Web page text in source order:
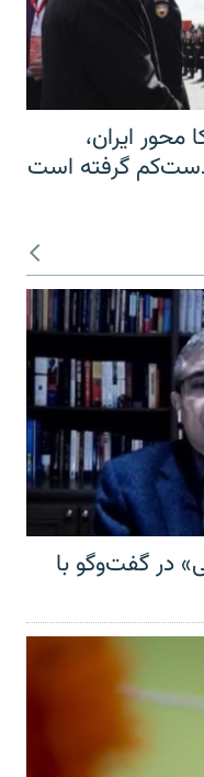
ایران،
دست‌کم گرفته است
در گفت‌وگو با